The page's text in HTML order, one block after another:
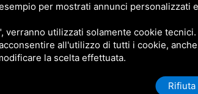
per mostrati annunci personalizzati
utilizzati solamente cookie
all'utilizzo di tutti i cookie,
la scelta effettuata.
Rifiuta